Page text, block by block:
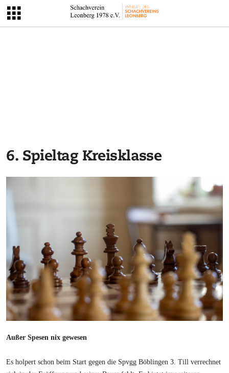
6. Spieltag Kreisklasse
Außer Spesen nix gewesen
Es holpert schon beim Start gegen die Spvgg Böblingen 3. Till verrechnet